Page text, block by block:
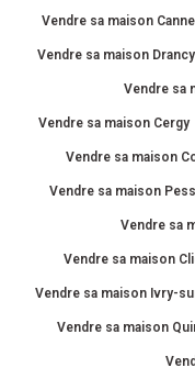
Vendre sa maison
Vendre sa maison Drancy
Vendre sa
Vendre sa maison Cergy
Vendre sa maison
Vendre sa maison
Vendre sa
Vendre sa maison
Vendre sa maison Ivry-
Vendre sa maison